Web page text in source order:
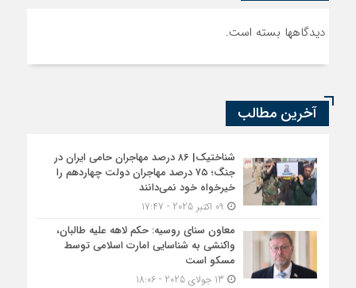
دیدگاهها بسته است.
آخرین مطالب
شناختیک| ۸۶ درصد مهاجران حامی ایران در
جنگ؛ ۷۵ درصد مهاجران دولت چهاردهم را
خیرخواه خود نمی‌دانند
معاون سنای روسیه: حکم لاهه علیه طالبان،
واکنشی به شناسایی امارت اسلامی توسط
مسکو است